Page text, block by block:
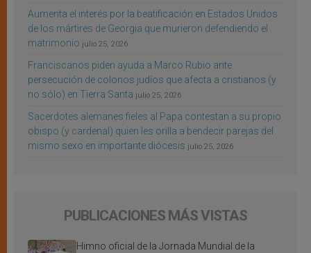
Aumenta el interés por la beatificación en Estados Unidos
de los mártires de Georgia que murieron defendiendo el
matrimonio julio 25, 2026
Franciscanos piden ayuda a Marco Rubio ante
persecución de colonos judíos que afecta a cristianos (y
no sólo) en Tierra Santa julio 25, 2026
Sacerdotes alemanes fieles al Papa contestan a su propio
obispo (y cardenal) quien les orilla a bendecir parejas del
mismo sexo en importante diócesis julio 25, 2026
PUBLICACIONES MÁS VISTAS
Himno oficial de la Jornada Mundial de la